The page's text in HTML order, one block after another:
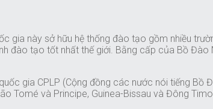
này sở hữu hệ thống đào tạo gồm nhiều
đào tạo tốt nhất thế giới. Bằng cấp của Bồ
gia CPLP (Cộng đồng các nước nói tiếng Bồ
Tomé và Principe, Guinea-Bissau và Đông